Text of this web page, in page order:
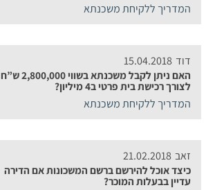
המדריך ללקיחת משכנתא
דוד 15.04.2018
האם ניתן לקבל משכנתא בשווי 2,800,000 ש”ח
לצורך רכישת בית פרטי ב4 מיליון?
המדריך ללקיחת משכנתא
זאב 21.02.2018
כיצד אוכל להירשם ברשם המשכונות אם הדירה
עדיין בבעלות המוכר?